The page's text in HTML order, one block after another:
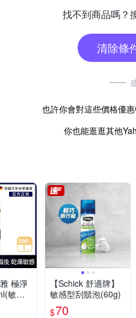
找不到商品嗎？
清除條
也許你會對這些價格優
你也能逛逛其他
極淨
敏感
【Schick 舒適牌】
敏感型刮鬍泡(60g)
$70